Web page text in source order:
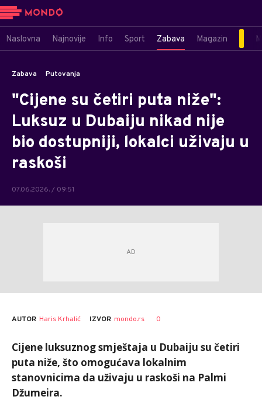
Naslovna Najnovije Info Sport Zabava Magazin
Zabava Putovanja
"Cijene su četiri puta niže":
Luksuz u Dubaiju nikad nije
bio dostupniji, lokalci uživaju u
raskoši
07.06.2026. / 09:51
AUTOR Haris Krhalić IZVOR mondo.rs 0
Cijene luksuznog smještaja u Dubaiju su četiri
puta niže, što omogućava lokalnim
stanovnicima da uživaju u raskoši na Palmi
Džumeira.